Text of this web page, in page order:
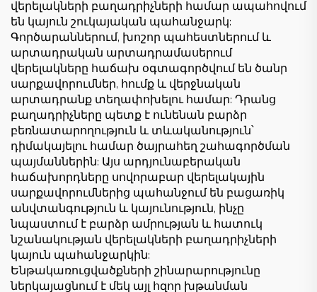
վերելակների բաղադրիչների համար ապահովում
են կայուն շուկայական պահանջարկ:
Գործարաններում, խոշոր պահեստներում և
արտադրական արտադրամասերում
վերելակները հաճախ օգտագործվում են ծանր
սարքավորումներ, հումք և վերջնական
արտադրանք տեղափոխելու համար: Դրանց
բաղադրիչները պետք է ունենան բարձր
բեռնատարողություն և տևականություն՝
դիմակայելու համար ծայրահեղ շահագործման
պայմաններին: Այս արդյունաբերական
հաճախորդները սովորաբար վերելակային
սարքավորումներից պահանջում են բացառիկ
անվտանգություն և կայունություն, ինչը
նպաստում է բարձր ամրության և հատուկ
նշանակության վերելակների բաղադրիչների
կայուն պահանջարկին:
Ենթակառուցվածքների շինարարությունը
ներկայացնում է մեկ այլ հզոր խթանման